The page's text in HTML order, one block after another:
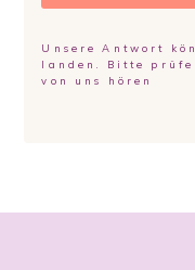
Unsere Antwort
landen. Bitte
von uns hören